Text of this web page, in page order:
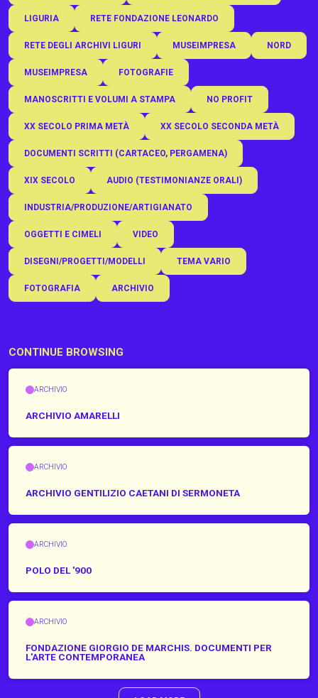
LIGURIA RETE FONDAZIONE LEONARDO
RETE DEGLI ARCHIVI LIGURI MUSEIMPRESA NORD
MUSEIMPRESA FOTOGRAFIE
MANOSCRITTI E VOLUMI A STAMPA NO PROFIT
XX SECOLO PRIMA METÀ XX SECOLO SECONDA METÀ
DOCUMENTI SCRITTI (CARTACEO, PERGAMENA)
XIX SECOLO AUDIO (TESTIMONIANZE ORALI)
INDUSTRIA/PRODUZIONE/ARTIGIANATO
OGGETTI E CIMELI VIDEO
DISEGNI/PROGETTI/MODELLI TEMA VARIO
FOTOGRAFIA ARCHIVIO
CONTINUE BROWSING
ARCHIVIO
ARCHIVIO AMARELLI
ARCHIVIO
ARCHIVIO GENTILIZIO CAETANI DI SERMONETA
ARCHIVIO
POLO DEL '900
ARCHIVIO
FONDAZIONE GIORGIO DE MARCHIS. DOCUMENTI PER
L'ARTE CONTEMPORANEA